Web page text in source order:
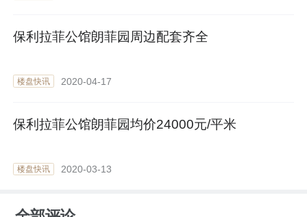
保利拉菲公馆朗菲园周边配套齐全
楼盘快讯 2020-04-17
保利拉菲公馆朗菲园均价24000元/平米
楼盘快讯 2020-03-13